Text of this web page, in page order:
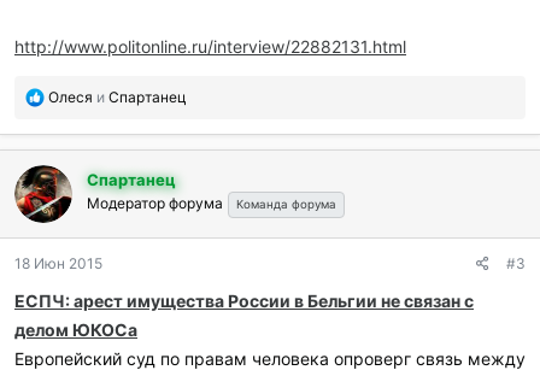
http://www.politonline.ru/interview/22882131.html
П
б
а
г
о
а
р
и
л
и
Олеся и Спартанец
Спартанец
Модератор форума Команда форума
18 Июн 2015 #3
ЕСПЧ: арест имущества России в Бельгии не связан с
делом ЮКОСа
Европейский суд по правам человека опроверг связь между